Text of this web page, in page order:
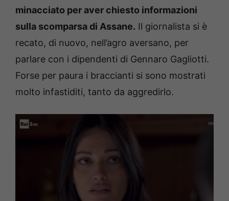
minacciato per aver chiesto informazioni
sulla scomparsa di Assane. Il giornalista si è
recato, di nuovo, nell’agro aversano, per
parlare con i dipendenti di Gennaro Gagliotti.
Forse per paura i braccianti si sono mostrati
molto infastiditi, tanto da aggredirlo.